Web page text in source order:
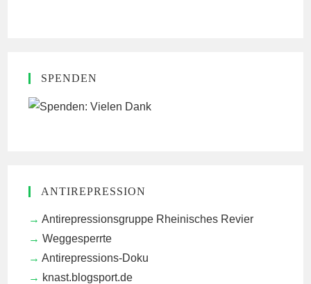
SPENDEN
ANTIREPRESSION
Antirepressionsgruppe Rheinisches Revier
Weggesperrte
Antirepressions-Doku
knast.blogsport.de